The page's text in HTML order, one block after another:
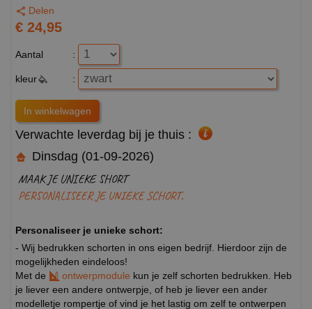
Delen
€ 24,95
Aantal :
kleur :
Verwachte leverdag bij je thuis :
Dinsdag (01-09-2026)
MAAK JE UNIEKE SHORT
PERSONALISEER JE UNIEKE SCHORT.
Personaliseer je unieke schort:
- Wij bedrukken schorten in ons eigen bedrijf. Hierdoor zijn de
mogelijkheden eindeloos!
Met de
ontwerpmodule kun je zelf schorten bedrukken. Heb
je liever een andere ontwerpje, of heb je liever een ander
modelletje rompertje of vind je het lastig om zelf te ontwerpen